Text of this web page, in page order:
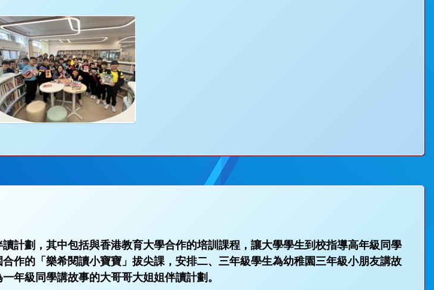
計劃，其中包括與香港教育大學合作的培訓課程，讓大學學生到校指導高年級同學
作的「樂希閱讀小寶寶」拔尖課，安排二、三年級學生為幼稚園三年級小朋友講故
年級同學講故事的大哥哥大姐姐伴讀計劃。